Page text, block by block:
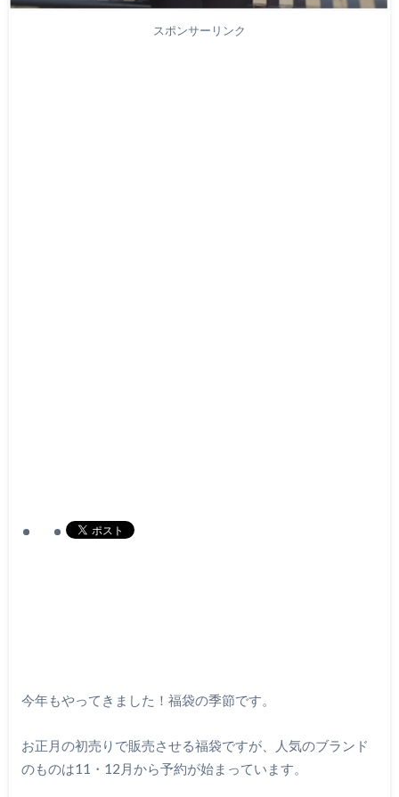
スポンサーリンク
今年もやってきました！福袋の季節です。
お正月の初売りで販売させる福袋ですが、人気のブランド
のものは11・12月から予約が始まっています。